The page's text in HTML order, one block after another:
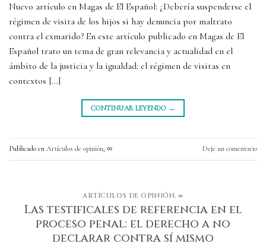
Nuevo artículo en Magas de El Español: ¿Debería suspenderse el
régimen de visita de los hijos si hay denuncia por maltrato
contra el exmarido? En este artículo publicado en Magas de El
Español trato un tema de gran relevancia y actualidad en el
ámbito de la justicia y la igualdad: el régimen de visitas en
contextos […]
CONTINUAR LEYENDO →
Publicado enArtículos de opinión, ∞ Deje un comentario
ARTÍCULOS DE OPINIÓN,∞
Las testificales de referencia en el
proceso penal: el derecho a no
declarar contra sí mismo